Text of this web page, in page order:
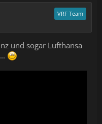
VRF Team
und sogar Lufthansa